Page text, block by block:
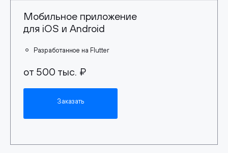
Мобильное приложение
для iOS и Android
Разработанное на Flutter
от 500 тыс. ₽
Заказать